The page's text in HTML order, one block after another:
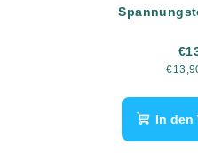
In den